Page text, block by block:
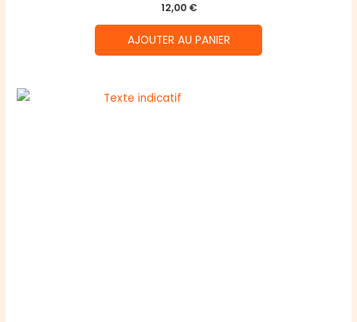
12,00 €
AJOUTER AU PANIER